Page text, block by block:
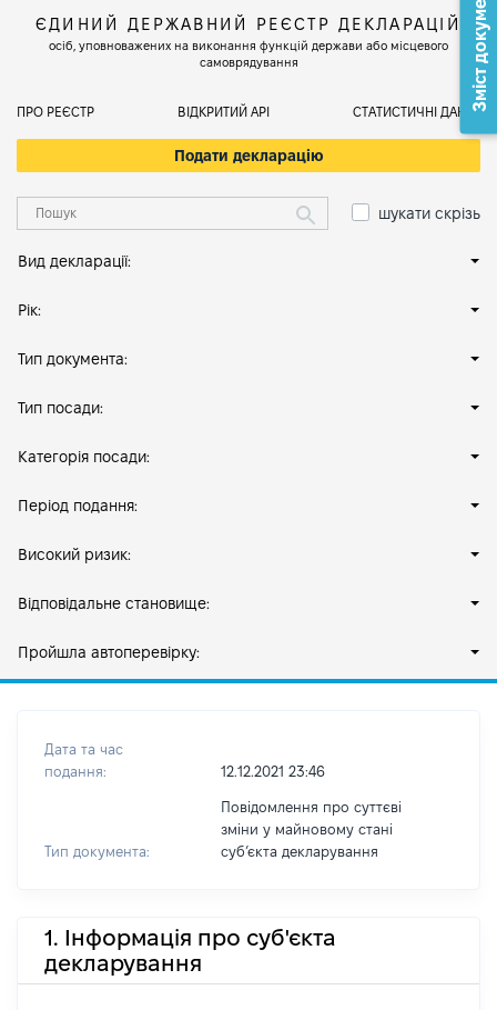
ЄДИНИЙ ДЕРЖАВНИЙ РЕЄСТР ДЕКЛАРАЦІЙ
осіб, уповноважених на виконання функцій держави або місцевого
самоврядування
ПРО РЕЄСТР ВІДКРИТИЙ АРІ СТАТИСТИЧНІ ДАНІ
Подати декларацію
шукати скрізь
Вид декларації:
Рік:
Тип документа:
Тип посади:
Категорія посади:
Період подання:
Високий ризик:
Відповідальне становище:
Пройшла автоперевірку:
Дата та час
подання:
12.12.2021 23:46
Тип документа:
Повідомлення про суттєві
зміни у майновому стані
субʼєкта декларування
1. Інформація про суб'єкта
декларування
Зміст документа